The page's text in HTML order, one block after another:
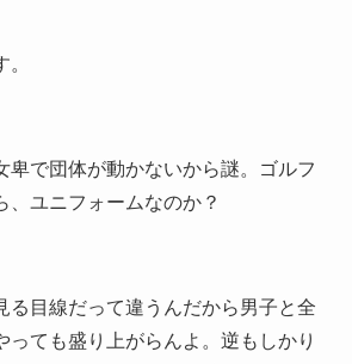
卑で団体が動かないから謎。ゴルフ
、ユニフォームなのか？
る目線だって違うんだから男子と全
っても盛り上がらんよ。逆もしかり